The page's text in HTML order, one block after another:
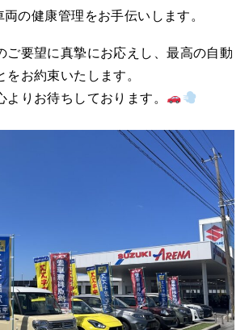
の健康管理をお手伝いします。
ご要望に真摯にお応えし、最高の自動
お約束いたします。
りお待ちしております。